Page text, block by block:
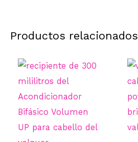
Productos relacionados